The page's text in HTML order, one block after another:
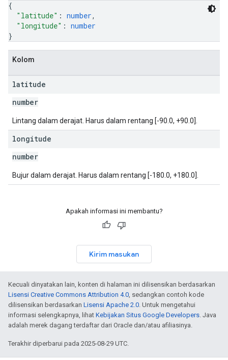
{
"latitude" : number,
"longitude" : number
}
Kolom
latitude
number
Lintang dalam derajat. Harus dalam rentang [-90.0, +90.0].
longitude
number
Bujur dalam derajat. Harus dalam rentang [-180.0, +180.0].
Apakah informasi ini membantu?
Kirim masukan
Kecuali dinyatakan lain, konten di halaman ini dilisensikan berdasarkan
Lisensi Creative Commons Attribution 4.0, sedangkan contoh kode
dilisensikan berdasarkan Lisensi Apache 2.0. Untuk mengetahui
informasi selengkapnya, lihat Kebijakan Situs Google Developers. Java
adalah merek dagang terdaftar dari Oracle dan/atau afiliasinya.
Terakhir diperbarui pada 2025-08-29 UTC.